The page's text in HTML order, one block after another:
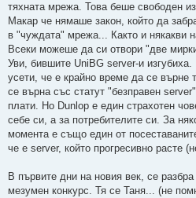
тяхната мрежа. Това беше свободен
Макар че нямаше закон, който да
в "чуждата" мрежа... Както и някакви
Всеки можеше да си отвори "две
Уви, бившите UniBG server-и
усети, че е крайно време да се върне
се върна със статут "безправен
плати. Но Dunlop е един страхотен
себе си, а за потребителите си. За
момента е също един от
че е server, който прогресивно расте
В първите дни на новия век, се
мезумен конкурс. Тя се Таня... (не